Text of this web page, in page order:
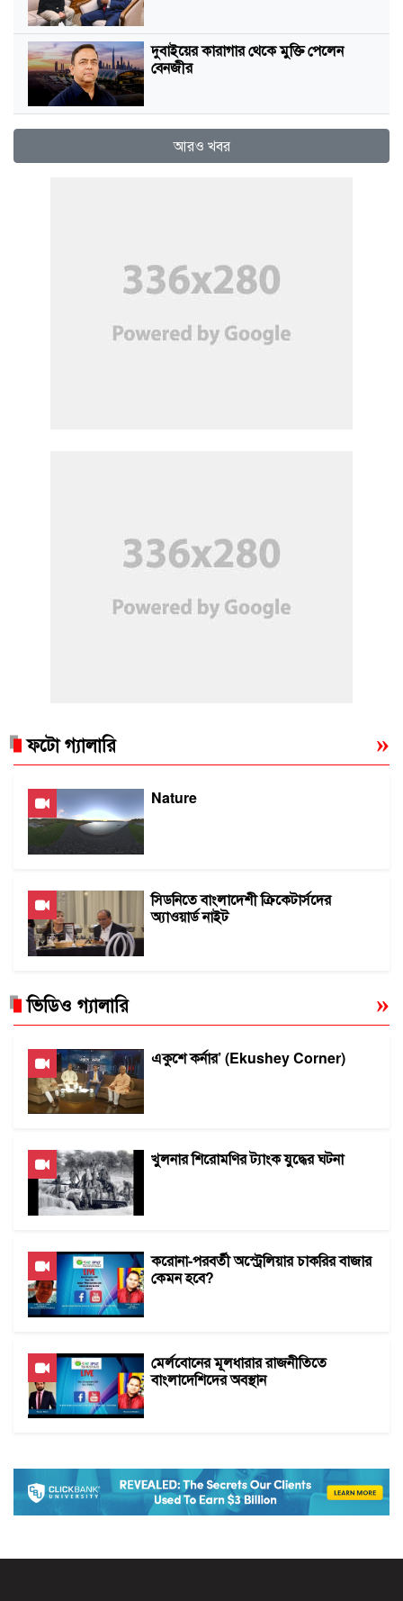
দুবাইয়ের কারাগার থেকে মুক্তি পেলেন
বেনজীর
আরও খবর
ফটো গ্যালারি
Nature
সিডনিতে বাংলাদেশী ক্রিকেটার্সদের
অ্যাওয়ার্ড নাইট
ভিডিও গ্যালারি
একুশে কর্নার’ (Ekushey Corner)
খুলনার শিরোমণির ট্যাংক যুদ্ধের ঘটনা
করোনা-পরবর্তী অস্ট্রেলিয়ার চাকরির বাজার
কেমন হবে?
মের্লবোনের মূলধারার রাজনীতিতে
বাংলাদেশিদের অবস্থান